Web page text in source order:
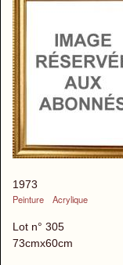
1973
Peinture
Acrylique
Lot n° 305
73cmx60cm